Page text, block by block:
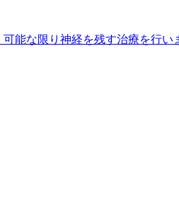
能な限り神経を残す治療を行い